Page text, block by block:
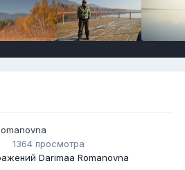
1364 просмотра
Darimaa Romanovna